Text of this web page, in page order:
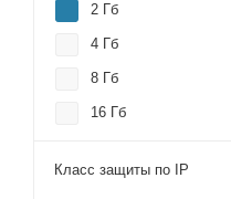
2 Гб
4 Гб
8 Гб
16 Гб
64 Гб
Класс защиты по IP